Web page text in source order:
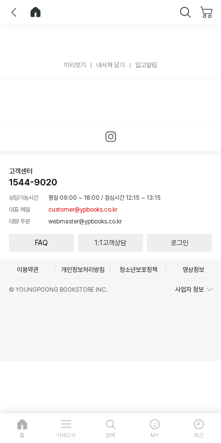
미리보기 내서재 담기 입고알림
고객센터
1544-9020
상담가능시간 평일 09:00 ~ 18:00 / 점심시간 12:15 ~ 13:15
대표 메일
customer@ypbooks.co.kr
대량 주문
webmaster@ypbooks.co.kr
FAQ 1:1고객상담 로그인
이용약관 개인정보처리방침 청소년보호정책 영상정보
© YOUNGPOONG BOOKSTORE INC. 사업자 정보
홈 카테고리 검색 MY 최근